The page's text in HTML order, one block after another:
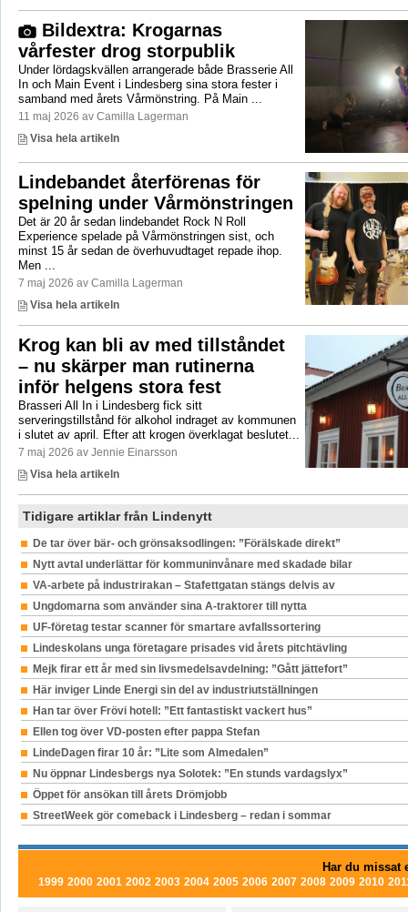
Bildextra: Krogarnas
vårfester drog storpublik
Under lördagskvällen arrangerade både Brasserie All
In och Main Event i Lindesberg sina stora fester i
samband med årets Vårmönstring. På Main ...
11 maj 2026 av Camilla Lagerman
Visa hela artikeln
Lindebandet återförenas för
spelning under Vårmönstringen
Det är 20 år sedan lindebandet Rock N Roll
Experience spelade på Vårmönstringen sist, och
minst 15 år sedan de överhuvudtaget repade ihop.
Men ...
7 maj 2026 av Camilla Lagerman
Visa hela artikeln
Krog kan bli av med tillståndet
– nu skärper man rutinerna
inför helgens stora fest
Brasseri All In i Lindesberg fick sitt
serveringstillstånd för alkohol indraget av kommunen
i slutet av april. Efter att krogen överklagat beslutet...
7 maj 2026 av Jennie Einarsson
Visa hela artikeln
Tidigare artiklar från Lindenytt
De tar över bär- och grönsaksodlingen: ”Förälskade direkt”
Nytt avtal underlättar för kommuninvånare med skadade bilar
VA-arbete på industrirakan – Stafettgatan stängs delvis av
Ungdomarna som använder sina A-traktorer till nytta
UF-företag testar scanner för smartare avfallssortering
Lindeskolans unga företagare prisades vid årets pitchtävling
Mejk firar ett år med sin livsmedelsavdelning: ”Gått jättefort”
Här inviger Linde Energi sin del av industriutställningen
Han tar över Frövi hotell: ”Ett fantastiskt vackert hus”
Ellen tog över VD-posten efter pappa Stefan
LindeDagen firar 10 år: ”Lite som Almedalen”
Nu öppnar Lindesbergs nya Solotek: ”En stunds vardagslyx”
Öppet för ansökan till årets Drömjobb
StreetWeek gör comeback i Lindesberg – redan i sommar
Har du missat
1999 2000 2001 2002 2003 2004 2005 2006 2007 2008 2009 2010